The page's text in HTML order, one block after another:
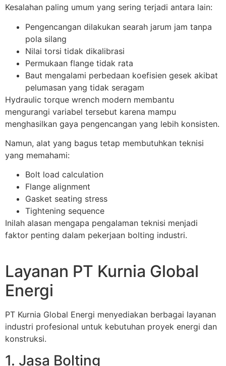
Kesalahan paling umum yang sering terjadi antara lain:
Pengencangan dilakukan searah jarum jam tanpa
pola silang
Nilai torsi tidak dikalibrasi
Permukaan flange tidak rata
Baut mengalami perbedaan koefisien gesek akibat
pelumasan yang tidak seragam
Hydraulic torque wrench modern membantu
mengurangi variabel tersebut karena mampu
menghasilkan gaya pengencangan yang lebih konsisten.
Namun, alat yang bagus tetap membutuhkan teknisi
yang memahami:
Bolt load calculation
Flange alignment
Gasket seating stress
Tightening sequence
Inilah alasan mengapa pengalaman teknisi menjadi
faktor penting dalam pekerjaan bolting industri.
Layanan PT Kurnia Global
Energi
PT Kurnia Global Energi menyediakan berbagai layanan
industri profesional untuk kebutuhan proyek energi dan
konstruksi.
1. Jasa Bolting